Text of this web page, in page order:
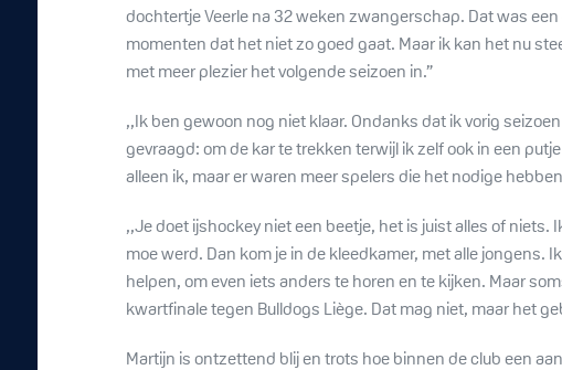
dochtertje Veerle na 32 weken zwangerschap. Dat was
momenten dat het niet zo goed gaat. Maar ik kan het nu
met meer plezier het volgende seizoen in.”
,,Ik ben gewoon nog niet klaar. Ondanks dat ik vorig
gevraagd: om de kar te trekken terwijl ik zelf ook in een
alleen ik, maar er waren meer spelers die het nodige
,,Je doet ijshockey niet een beetje, het is juist alles of
moe werd. Dan kom je in de kleedkamer, met alle jongens.
helpen, om even iets anders te horen en te kijken. Maar
kwartfinale tegen Bulldogs Liège. Dat mag niet, maar het
Martijn is ontzettend blij en trots hoe binnen de club een